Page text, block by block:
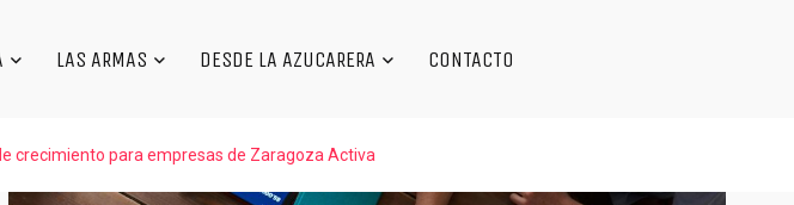
LAS ARMAS DESDE LA AZUCARERA CONTACTO
crecimiento para empresas de Zaragoza Activa